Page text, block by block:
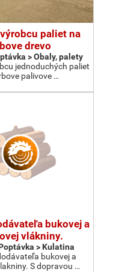
paliet na
drevo
> Obaly, palety
jednoduchých paliet
palivove …
bukovej a
vlákniny.
> Kulatina
bukovej a
S dopravou …